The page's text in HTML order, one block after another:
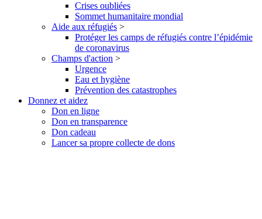
Crises oubliées
Sommet humanitaire mondial
Aide aux réfugiés >
Protéger les camps de réfugiés contre l’épidémie
de coronavirus
Champs d'action >
Urgence
Eau et hygiène
Prévention des catastrophes
Donnez et aidez
Don en ligne
Don en transparence
Don cadeau
Lancer sa propre collecte de dons